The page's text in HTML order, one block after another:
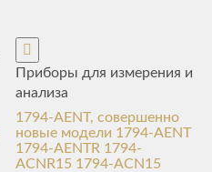
Приборы для измерения и
анализа
1794-AENT, совершенно
новые модели 1794-AENT
1794-AENTR 1794-
ACNR15 1794-ACN15